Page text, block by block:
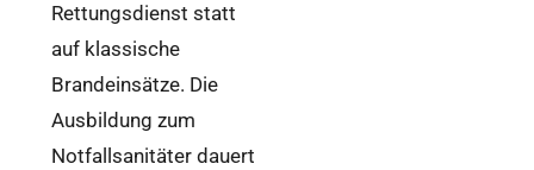
Rettungsdienst statt
auf klassische
Brandeinsätze. Die
Ausbildung zum
Notfallsanitäter dauert